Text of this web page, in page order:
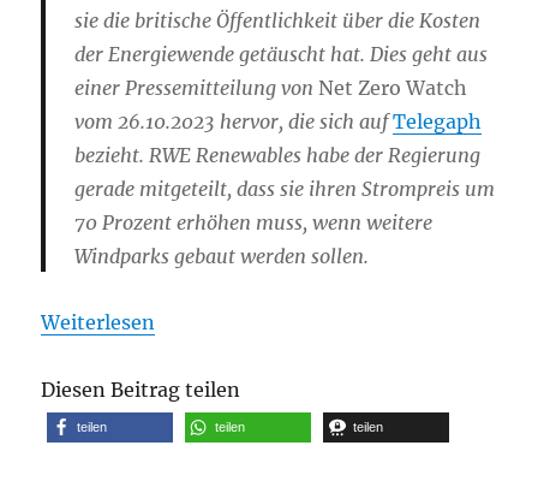
sie die britische Öffentlichkeit über die Kosten
der Energiewende getäuscht hat. Dies geht aus
einer Pressemitteilung vonNet Zero Watch
vom 26.10.2023 hervor, die sich aufTelegaph
bezieht. RWE Renewables habe der Regierung
gerade mitgeteilt, dass sie ihren Strompreis um
70 Prozent erhöhen muss, wenn weitere
Windparks gebaut werden sollen.
Weiterlesen
Diesen Beitrag teilen
teilen teilen teilen